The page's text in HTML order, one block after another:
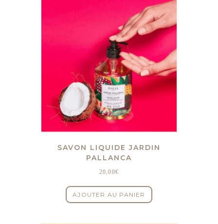
SAVON LIQUIDE JARDIN
PALLANCA
20,00€
AJOUTER AU PANIER